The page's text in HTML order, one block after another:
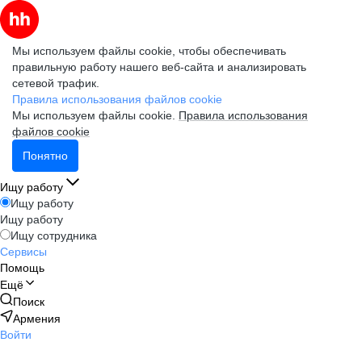
Мы используем файлы cookie, чтобы обеспечивать
правильную работу нашего веб-сайта и анализировать
сетевой трафик.
Правила использования файлов cookie
Мы используем файлы cookie. Правила использования
файлов cookie
Понятно
Ищу работу
Ищу работу
Ищу работу
Ищу сотрудника
Сервисы
Помощь
Ещё
Поиск
Армения
Войти